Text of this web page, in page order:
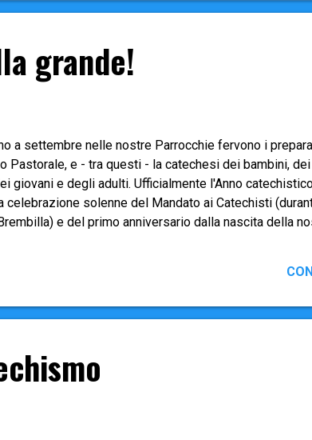
settembre e novembre 2020, nelle date che si
grande!
a settembre nelle nostre Parrocchie fervono i
Pastorale, e - tra questi - la catechesi dei bambini,
giovani e degli adulti. Ufficialmente l'Anno
celebrazione solenne del Mandato ai Catechisti
e del primo anniversario dalla nascita della